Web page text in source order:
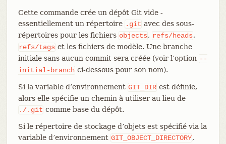
Cette commande crée un dépôt Git vide -
essentiellement un répertoire .git avec des sous-
répertoires pour les fichiers objects, refs/heads,
refs/tags et les fichiers de modèle. Une branche
initiale sans aucun commit sera créée (voir l’option --
initial-branch ci-dessous pour son nom).
Si la variable d’environnement GIT_DIR est définie,
alors elle spécifie un chemin à utiliser au lieu de
./.git comme base du dépôt.
Si le répertoire de stockage d’objets est spécifié via la
variable d’environnement GIT_OBJECT_DIRECTORY,